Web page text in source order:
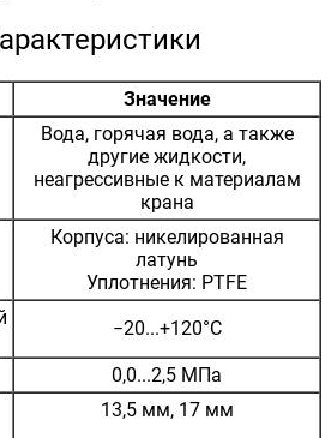
Значение
Вода, горячая вода, а также
другие жидкости,
неагрессивные к материалам
крана
Корпуса: никелированная
латунь
Уплотнения: PTFE
−20...+120°С
0,0...2,5 МПа
13,5 мм, 17 мм